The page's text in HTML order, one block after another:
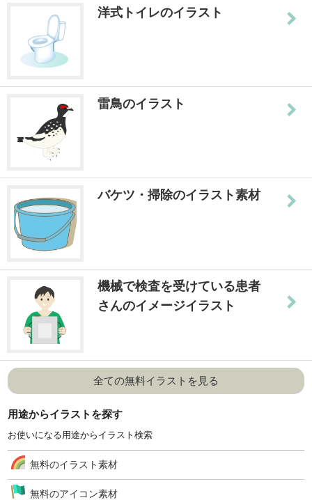
洋式トイレのイラスト
雷鳥のイラスト
バケツ・掃除のイラスト素材
機械で検査を受けている患者
さんのイメージイラスト
全ての無料イラストを見る
用途からイラストを探す
お使いになる用途からイラスト検索
無料のイラスト素材
無料のアイコン素材